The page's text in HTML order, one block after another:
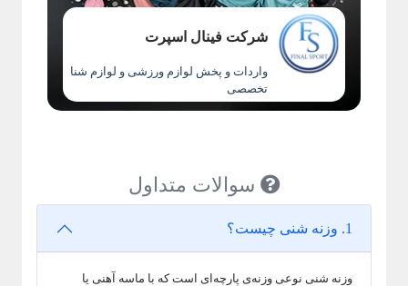
شرکت فینال اسپرت
واردات و پخش لوازم ورزشی و لوازم شنا
تخصصی
سوالات متداول
1. وزنه شنی چیست؟
وزنه شنی نوعی وزنه‌ی پارچه‌ای است که با ماسه آهنی یا